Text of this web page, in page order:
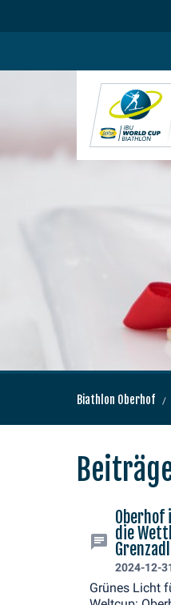
Biathlon Oberhof
die
2024-12-
Grünes Licht